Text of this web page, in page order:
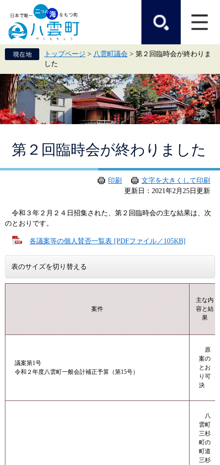
頭
で
飛
ば
て
本
文
へ
トップページ > 八雲町議会 > 第２回臨時会が終わりま
した
第２回臨時会が終わりました
印刷
文字を大きくして印刷
更新日：2021年2月25日更新
令和３年２月２４日招集された、第２回臨時会の主な結果は、次
のとおりです。
各議案等の個人賛否一覧表 [PDFファイル／105KB]
表のサイズを切り替える
案件
主な内
容と結
果
議案第1号
令和２年度八雲町一般会計補正予算（第15号）
原
案の
とお
り可
決
八
雲町
三杉
町の
町道
三杉